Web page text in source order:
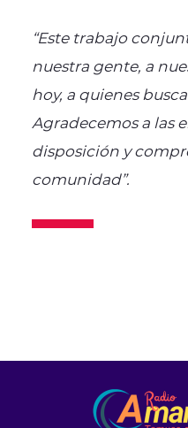
“Este trabajo
nuestra gente, a
hoy, a quienes
Agradecemos a las
disposición y
comunidad”.